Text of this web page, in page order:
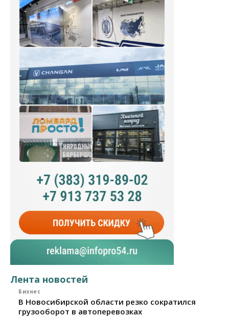
Лента новостей
Бизнес
В Новосибирской области резко сократился
грузооборот в автоперевозках